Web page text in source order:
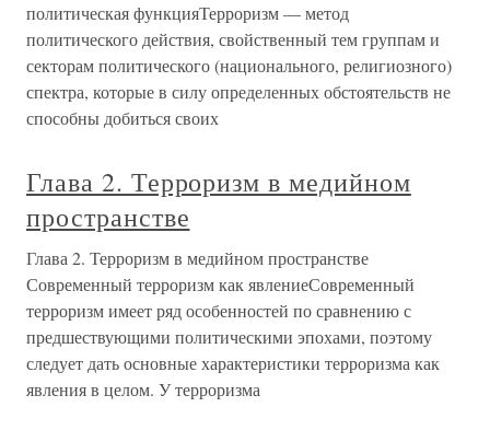
политическая функцияТерроризм — метод
политического действия, свойственный тем группам и
секторам политического (национального, религиозного)
спектра, которые в силу определенных обстоятельств не
способны добиться своих
Глава 2. Терроризм в медийном
пространстве
Глава 2. Терроризм в медийном пространстве
Современный терроризм как явлениеСовременный
терроризм имеет ряд особенностей по сравнению с
предшествующими политическими эпохами, поэтому
следует дать основные характеристики терроризма как
явления в целом. У терроризма